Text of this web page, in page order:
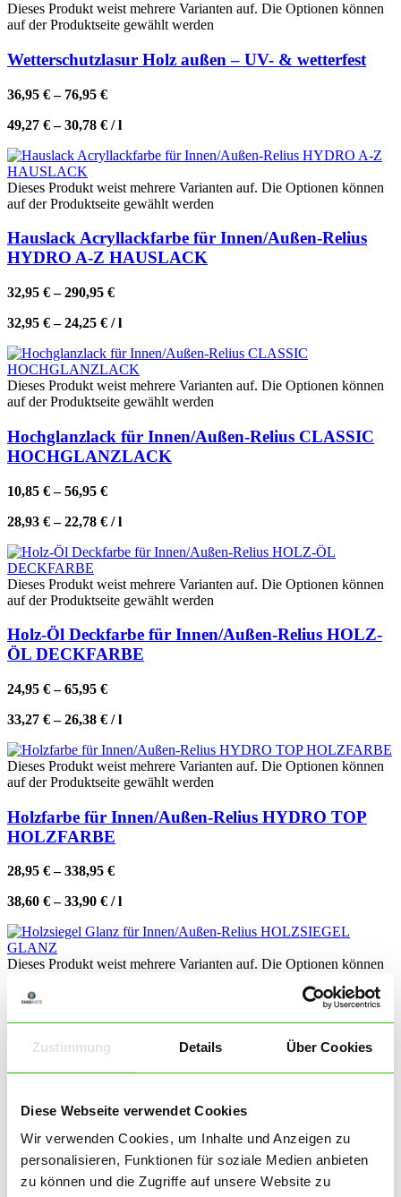
Zustimmung Details Über Cookies
Diese Webseite verwendet Cookies
Wir verwenden Cookies, um Inhalte und Anzeigen zu
personalisieren, Funktionen für soziale Medien anbieten
zu können und die Zugriffe auf unsere Website zu
Dieses Produkt weist mehrere Varianten auf. Die Optionen können
auf der Produktseite gewählt werden
Wetterschutzlasur Holz außen – UV- & wetterfest
36,95 €– 76,95 €
49,27 €–30,78 € /l
Dieses Produkt weist mehrere Varianten auf. Die Optionen können
auf der Produktseite gewählt werden
Hauslack Acryllackfarbe für Innen/Außen-Relius
HYDRO A-Z HAUSLACK
32,95 €–290,95 €
32,95 €–24,25 € /l
Dieses Produkt weist mehrere Varianten auf. Die Optionen können
auf der Produktseite gewählt werden
Hochglanzlack für Innen/Außen-Relius CLASSIC
HOCHGLANZLACK
10,85 €–56,95 €
28,93 €–22,78 € /l
Dieses Produkt weist mehrere Varianten auf. Die Optionen können
auf der Produktseite gewählt werden
Holz-Öl Deckfarbe für Innen/Außen-Relius HOLZ-
ÖL DECKFARBE
24,95 €–65,95 €
33,27 €–26,38 € /l
Dieses Produkt weist mehrere Varianten auf. Die Optionen können
auf der Produktseite gewählt werden
Holzfarbe für Innen/Außen-Relius HYDRO TOP
HOLZFARBE
28,95 €–338,95 €
38,60 €–33,90 € /l
Dieses Produkt weist mehrere Varianten auf. Die Optionen können
16,95€–73,95€
Dieses Produkt weist mehrere Varianten auf. Die Optionen können
auf der Produktseite gewählt werden